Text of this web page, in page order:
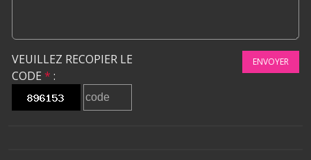
VEUILLEZ RECOPIER LE
CODE * :
ENVOYER